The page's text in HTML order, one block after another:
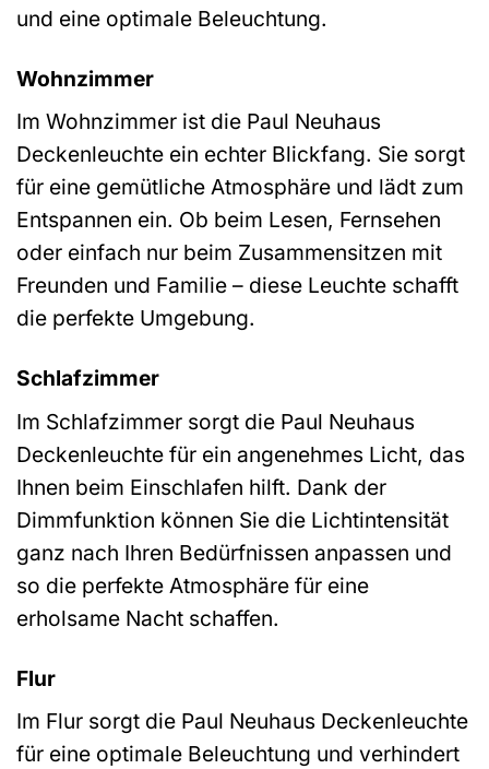
und eine optimale Beleuchtung.
Wohnzimmer
Im Wohnzimmer ist die Paul Neuhaus
Deckenleuchte ein echter Blickfang. Sie sorgt
für eine gemütliche Atmosphäre und lädt zum
Entspannen ein. Ob beim Lesen, Fernsehen
oder einfach nur beim Zusammensitzen mit
Freunden und Familie – diese Leuchte schafft
die perfekte Umgebung.
Schlafzimmer
Im Schlafzimmer sorgt die Paul Neuhaus
Deckenleuchte für ein angenehmes Licht, das
Ihnen beim Einschlafen hilft. Dank der
Dimmfunktion können Sie die Lichtintensität
ganz nach Ihren Bedürfnissen anpassen und
so die perfekte Atmosphäre für eine
erholsame Nacht schaffen.
Flur
Im Flur sorgt die Paul Neuhaus Deckenleuchte
für eine optimale Beleuchtung und verhindert